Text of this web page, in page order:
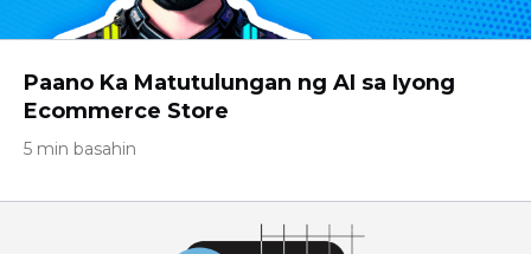
Paano Ka Matutulungan ng AI sa Iyong
Ecommerce Store
5 min basahin